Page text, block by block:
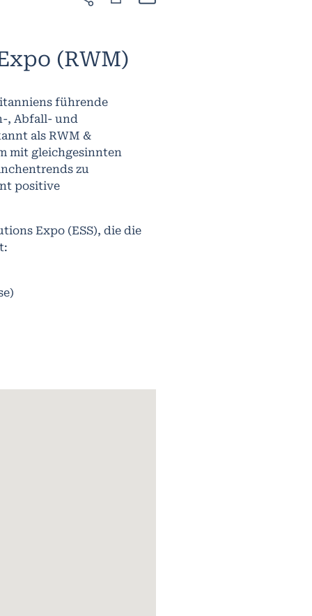
(RWM)
führende
, Abfall- und
als RWM &
mit gleichgesinnten
zu
positive
Expo (ESS), die die